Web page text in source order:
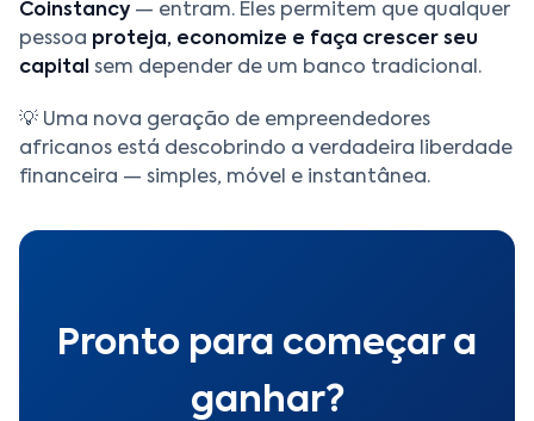
Coinstancy — entram. Eles permitem que qualquer
pessoa proteja, economize e faça crescer seu
capital sem depender de um banco tradicional.
💡 Uma nova geração de empreendedores
africanos está descobrindo a verdadeira liberdade
financeira — simples, móvel e instantânea.
Pronto para começar a
ganhar?